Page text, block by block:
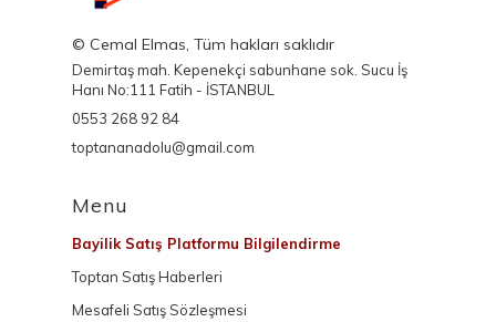
© Cemal Elmas, Tüm hakları saklıdır
Demirtaş mah. Kepenekçi sabunhane sok. Sucu İş
Hanı No:111 Fatih - İSTANBUL
0553 268 92 84
toptananadolu@gmail.com
Menu
Bayilik Satış Platformu Bilgilendirme
Toptan Satış Haberleri
Mesafeli Satış Sözleşmesi